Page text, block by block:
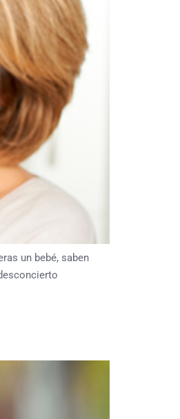
un bebé, saben